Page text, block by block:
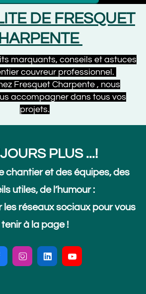
DE FRESQUET
marquants, conseils et astuces
couvreur professionnel.
Fresquet Charpente , nous
accompagner dans tous vos
projets.
PLUS ...!
chantier et des équipes, des
utiles, de l’humour :
les réseaux sociaux pour vous
tenir à la page !
  